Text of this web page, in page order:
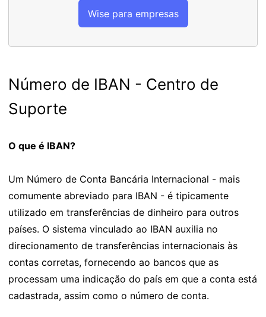
Wise para empresas
Número de IBAN - Centro de
Suporte
O que é IBAN?
Um Número de Conta Bancária Internacional - mais
comumente abreviado para IBAN - é tipicamente
utilizado em transferências de dinheiro para outros
países. O sistema vinculado ao IBAN auxilia no
direcionamento de transferências internacionais às
contas corretas, fornecendo ao bancos que as
processam uma indicação do país em que a conta está
cadastrada, assim como o número de conta.